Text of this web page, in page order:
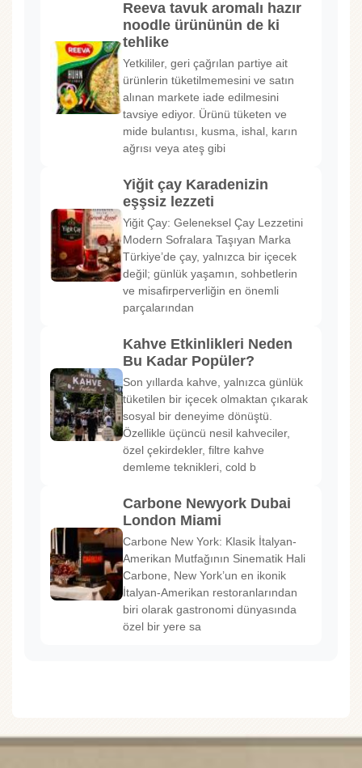
Reeva tavuk aromalı hazır
noodle ürününün de ki
tehlike
Yetkililer, geri çağrılan partiye ait
ürünlerin tüketilmemesini ve satın
alınan markete iade edilmesini
tavsiye ediyor. Ürünü tüketen ve
mide bulantısı, kusma, ishal, karın
ağrısı veya ateş gibi
Yiğit çay Karadenizin
eşşsiz lezzeti
Yiğit Çay: Geleneksel Çay Lezzetini
Modern Sofralara Taşıyan Marka
Türkiye’de çay, yalnızca bir içecek
değil; günlük yaşamın, sohbetlerin
ve misafirperverliğin en önemli
parçalarından
Kahve Etkinlikleri Neden
Bu Kadar Popüler?
Son yıllarda kahve, yalnızca günlük
tüketilen bir içecek olmaktan çıkarak
sosyal bir deneyime dönüştü.
Özellikle üçüncü nesil kahveciler,
özel çekirdekler, filtre kahve
demleme teknikleri, cold b
Carbone Newyork Dubai
London Miami
Carbone New York: Klasik İtalyan-
Amerikan Mutfağının Sinematik Hali
Carbone, New York’un en ikonik
İtalyan-Amerikan restoranlarından
biri olarak gastronomi dünyasında
özel bir yere sa